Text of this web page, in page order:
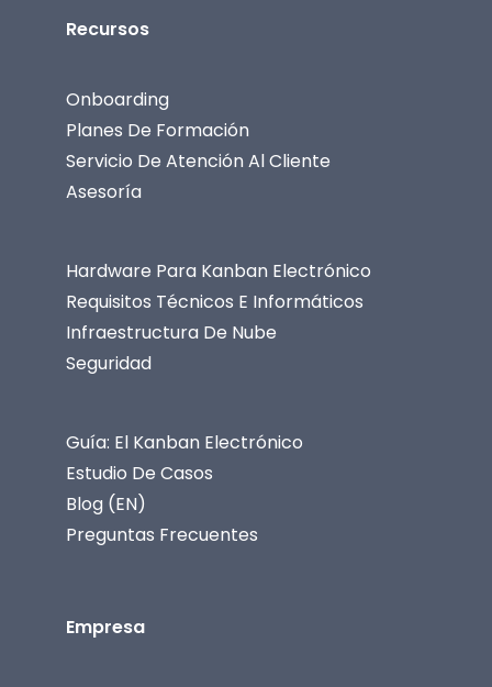
Recursos
Onboarding
Planes De Formación
Servicio De Atención Al Cliente
Asesoría
Hardware Para Kanban Electrónico
Requisitos Técnicos E Informáticos
Infraestructura De Nube
Seguridad
Guía: El Kanban Electrónico
Estudio De Casos
Blog (EN)
Preguntas Frecuentes
Empresa